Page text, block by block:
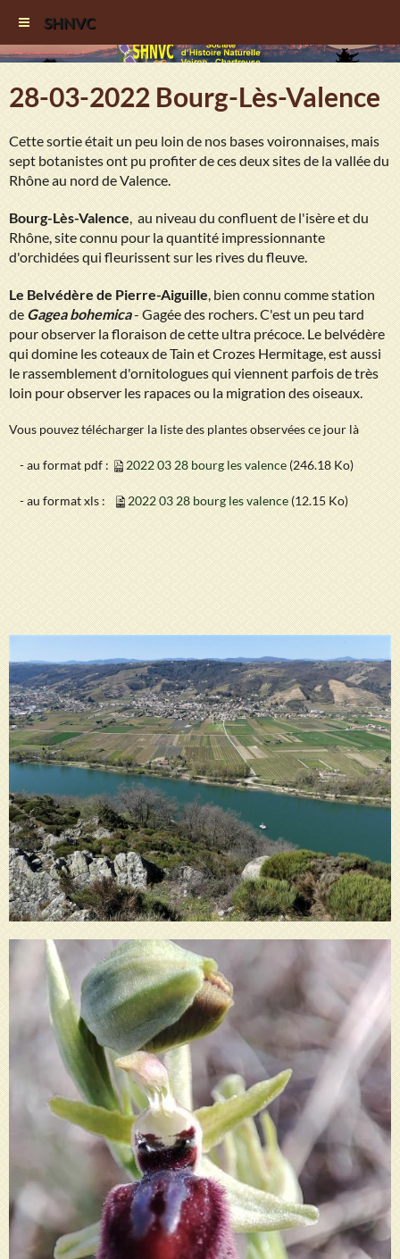
SHNVC
28-03-2022 Bourg-Lès-Valence
Cette sortie était un peu loin de nos bases voironnaises, mais
sept botanistes ont pu profiter de ces deux sites de la vallée du
Rhône au nord de Valence.
Bourg-Lès-Valence, au niveau du confluent de l'isère et du
Rhône, site connu pour la quantité impressionnante
d'orchidées qui fleurissent sur les rives du fleuve.
Le Belvédère de Pierre-Aiguille, bien connu comme station
deGagea bohemica- Gagée des rochers. C'est un peu tard
pour observer la floraison de cette ultra précoce. Le belvédère
qui domine les coteaux de Tain et Crozes Hermitage, est aussi
le rassemblement d'ornitologues qui viennent parfois de très
loin pour observer les rapaces ou la migration des oiseaux.
Vous pouvez télécharger la liste des plantes observées ce jour là
- au format pdf : 2022 03 28 bourg les valence(246.18 Ko)
- au format xls : 2022 03 28 bourg les valence(12.15 Ko)